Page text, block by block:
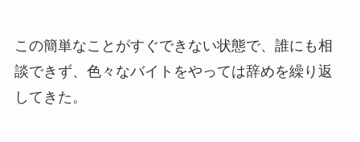
この簡単なことがすぐできない状態で、誰にも相
談できず、色々なバイトをやっては辞めを繰り返
してきた。